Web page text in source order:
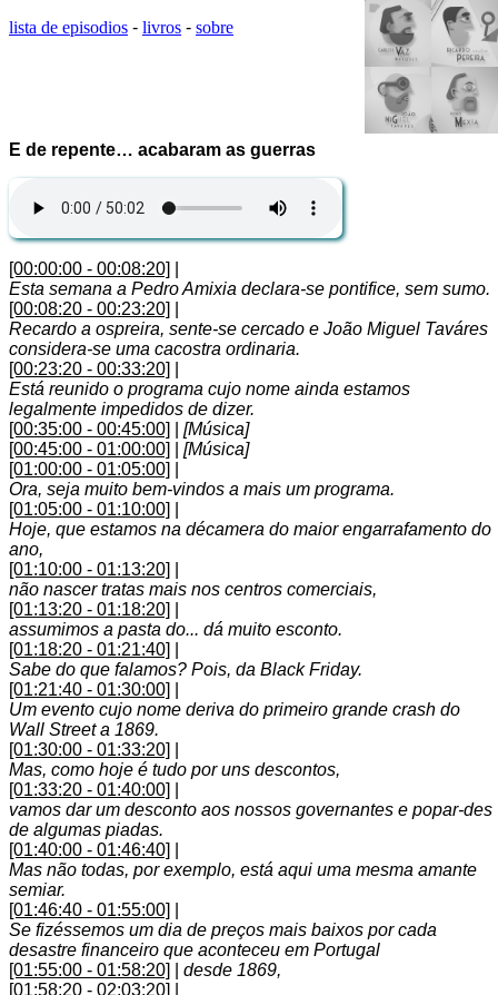
lista de episodios - livros - sobre
E de repente… acabaram as guerras
[00:00:00 - 00:08:20]
Esta semana a Pedro Amixia declara-se pontifice, sem sumo.
[00:08:20 - 00:23:20]
Recardo a ospreira, sente-se cercado e João Miguel Taváres
considera-se uma cacostra ordinaria.
[00:23:20 - 00:33:20]
Está reunido o programa cujo nome ainda estamos
legalmente impedidos de dizer.
[00:35:00 - 00:45:00]
[Música]
[00:45:00 - 01:00:00]
[Música]
[01:00:00 - 01:05:00]
Ora, seja muito bem-vindos a mais um programa.
[01:05:00 - 01:10:00]
Hoje, que estamos na décamera do maior engarrafamento do
ano,
[01:10:00 - 01:13:20]
não nascer tratas mais nos centros comerciais,
[01:13:20 - 01:18:20]
assumimos a pasta do... dá muito esconto.
[01:18:20 - 01:21:40]
Sabe do que falamos? Pois, da Black Friday.
[01:21:40 - 01:30:00]
Um evento cujo nome deriva do primeiro grande crash do
Wall Street a 1869.
[01:30:00 - 01:33:20]
Mas, como hoje é tudo por uns descontos,
[01:33:20 - 01:40:00]
vamos dar um desconto aos nossos governantes e popar-des
de algumas piadas.
[01:40:00 - 01:46:40]
Mas não todas, por exemplo, está aqui uma mesma amante
semiar.
[01:46:40 - 01:55:00]
Se fizéssemos um dia de preços mais baixos por cada
desastre financeiro que aconteceu em Portugal
[01:55:00 - 01:58:20]
desde 1869,
[01:58:20 - 02:03:20]